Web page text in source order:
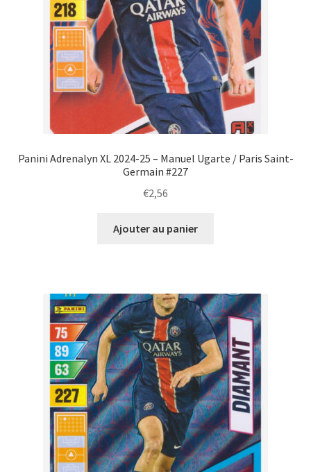
Panini Adrenalyn XL 2024-25 – Manuel Ugarte / Paris Saint-
Germain #227
€2,56
Ajouter au panier